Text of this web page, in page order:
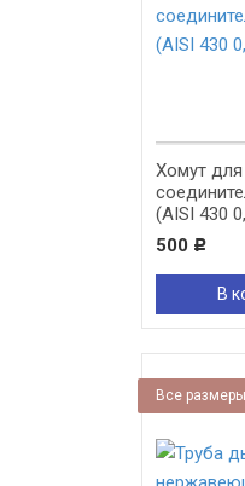
Хомут
(AISI 430
500 Р
В
Все